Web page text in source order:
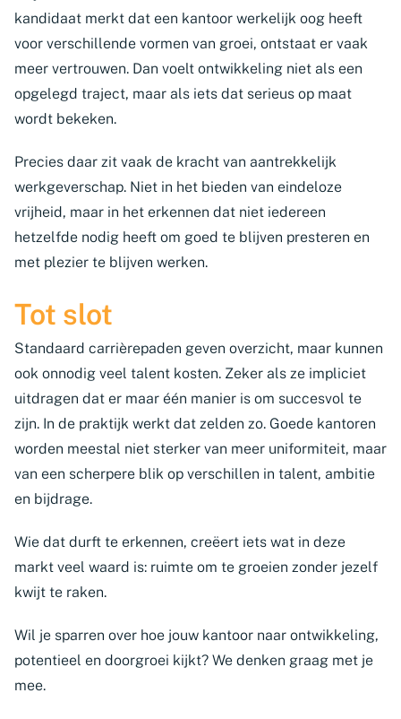
kandidaat merkt dat een kantoor werkelijk oog heeft
voor verschillende vormen van groei, ontstaat er vaak
meer vertrouwen. Dan voelt ontwikkeling niet als een
opgelegd traject, maar als iets dat serieus op maat
wordt bekeken.
Precies daar zit vaak de kracht van aantrekkelijk
werkgeverschap. Niet in het bieden van eindeloze
vrijheid, maar in het erkennen dat niet iedereen
hetzelfde nodig heeft om goed te blijven presteren en
met plezier te blijven werken.
Tot slot
Standaard carrièrepaden geven overzicht, maar kunnen
ook onnodig veel talent kosten. Zeker als ze impliciet
uitdragen dat er maar één manier is om succesvol te
zijn. In de praktijk werkt dat zelden zo. Goede kantoren
worden meestal niet sterker van meer uniformiteit, maar
van een scherpere blik op verschillen in talent, ambitie
en bijdrage.
Wie dat durft te erkennen, creëert iets wat in deze
markt veel waard is: ruimte om te groeien zonder jezelf
kwijt te raken.
Wil je sparren over hoe jouw kantoor naar ontwikkeling,
potentieel en doorgroei kijkt? We denken graag met je
mee.